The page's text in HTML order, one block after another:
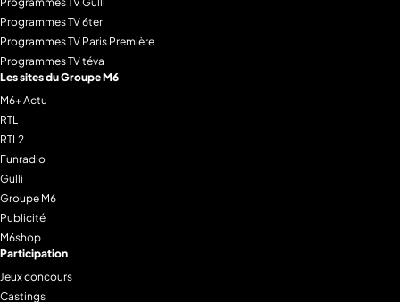
Programmes TV 6ter
Programmes TV Paris Première
Programmes TV téva
Les sites du Groupe M6
M6+ Actu
RTL
RTL2
Funradio
Gulli
Groupe M6
Publicité
M6shop
Participation
Jeux concours
Castings